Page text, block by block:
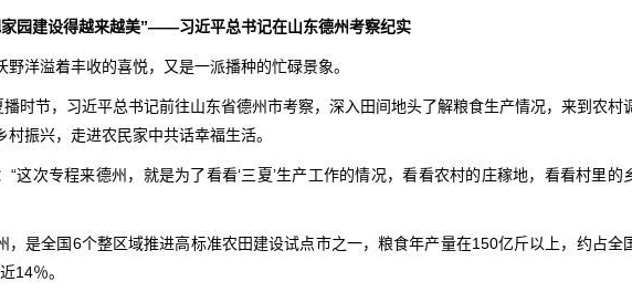
园建设得越来越美”——习近平总书记在山东德州考察纪实
野洋溢着丰收的喜悦，又是一派播种的忙碌景象。
时节，习近平总书记前往山东省德州市考察，深入田间地头了解粮食生产情况，来到农村
振兴，走进农民家中共话幸福生活。
“这次专程来德州，就是为了看看‘三夏’生产工作的情况，看看农村的庄稼地，看看村里的
，是全国6个整区域推进高标准农田建设试点市之一，粮食年产量在150亿斤以上，约占全
14％。